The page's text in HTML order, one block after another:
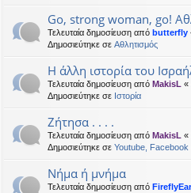
Go, strong woman, go!
Τελευταία δημοσίευση από butterfly
Δημοσιεύτηκε σε Αθλητισμός
Η άλλη ιστορία του
Τελευταία δημοσίευση από MakisL «
Δημοσιεύτηκε σε Ιστορία
Ζήτησα . . . .
Τελευταία δημοσίευση από MakisL «
Δημοσιεύτηκε σε Youtube, Facebook
Νήμα ή μνήμα
Τελευταία δημοσίευση από